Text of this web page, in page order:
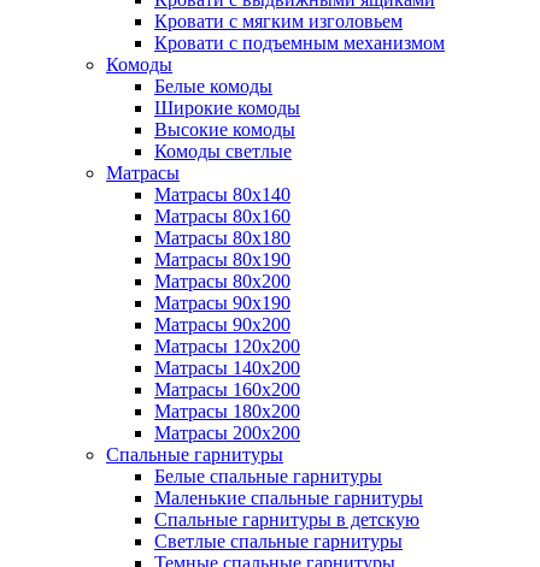
Кровати с мягким изголовьем
Кровати с подъемным механизмом
Комоды
Белые комоды
Широкие комоды
Высокие комоды
Комоды светлые
Матрасы
Матрасы 80х140
Матрасы 80х160
Матрасы 80х180
Матрасы 80х190
Матрасы 80х200
Матрасы 90х190
Матрасы 90х200
Матрасы 120х200
Матрасы 140х200
Матрасы 160х200
Матрасы 180х200
Матрасы 200х200
Спальные гарнитуры
Белые спальные гарнитуры
Маленькие спальные гарнитуры
Спальные гарнитуры в детскую
Светлые спальные гарнитуры
Темные спальные гарнитуры